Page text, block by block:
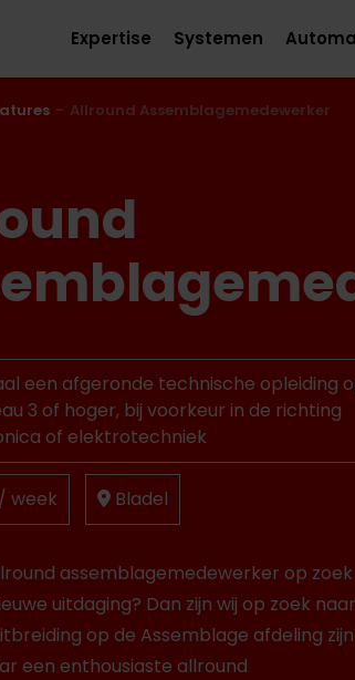
Expertise Systemen
Allround Assemblagemedewerker
een afgeronde technische opleiding
3 of hoger, bij voorkeur in de richting
of elektrotechniek
week Bladel
assemblagemedewerker op zoek
uitdaging? Dan zijn wij op zoek
op de Assemblage afdeling
een enthousiaste allround